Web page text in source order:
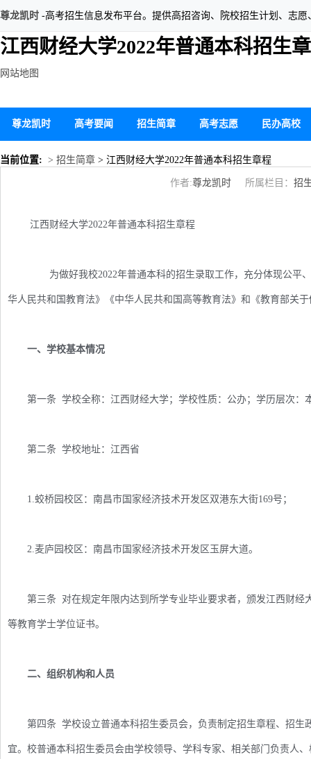
尊龙凯时 -高考招生信息发布平台。提供高招咨询、院校招生计划、志
江西财经大学2022年普通本科招生
尊龙凯时 高考要闻 招生简章 高考志愿 民办高校
当前位置: > 招生简章 > 江西财经大学2022年普通本科招生章程
作者:尊龙凯时 所属栏目： 招
江西财经大学2022年普通本科招生章程
为做好我校2022年普通本科的招生录取工作，充分体现公平
华人民共和国教育法》《中华人民共和国高等教育法》和《教育部关
一、学校基本情况
第一条 学校全称：江西财经大学；学校性质：公办；学历层次：
第二条 学校地址：江西省
1.蛟桥园校区：南昌市国家经济技术开发区双港东大街169号；
2.麦庐园校区：南昌市国家经济技术开发区玉屏大道。
第三条 对在规定年限内达到所学专业毕业要求者，颁发江西财经
等教育学士学位证书。
二、组织机构和人员
第四条 学校设立普通本科招生委员会，负责制定招生章程、招生
宜。校普通本科招生委员会由学校领导、学科专家、相关部门负责人
网站地图